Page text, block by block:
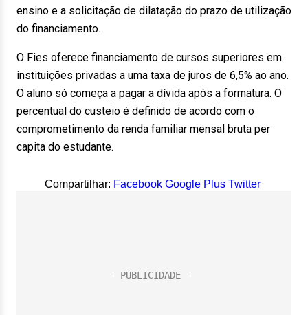
ensino e a solicitação de dilatação do prazo de utilização
do financiamento.
O Fies oferece financiamento de cursos superiores em
instituições privadas a uma taxa de juros de 6,5% ao ano.
O aluno só começa a pagar a dívida após a formatura. O
percentual do custeio é definido de acordo com o
comprometimento da renda familiar mensal bruta per
capita do estudante.
Compartilhar: Facebook Google Plus Twitter